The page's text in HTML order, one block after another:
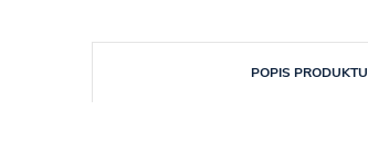
POPIS PRODUKTU